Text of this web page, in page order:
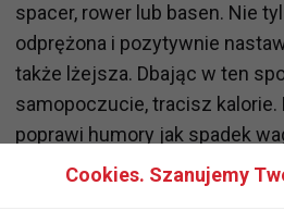
spacer, rower lub basen. Nie
odprężona i pozytywnie
także lżejsza. Dbając w ten
samopoczucie, tracisz kalorie.
poprawi humory jak spadek
centymetrów w talii. Endorfiny
Cookies. Szanujemy